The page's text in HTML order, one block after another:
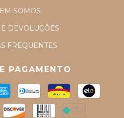
SOMOS
DEVOLUÇÕES
FREQUENTES
PAGAMENTO